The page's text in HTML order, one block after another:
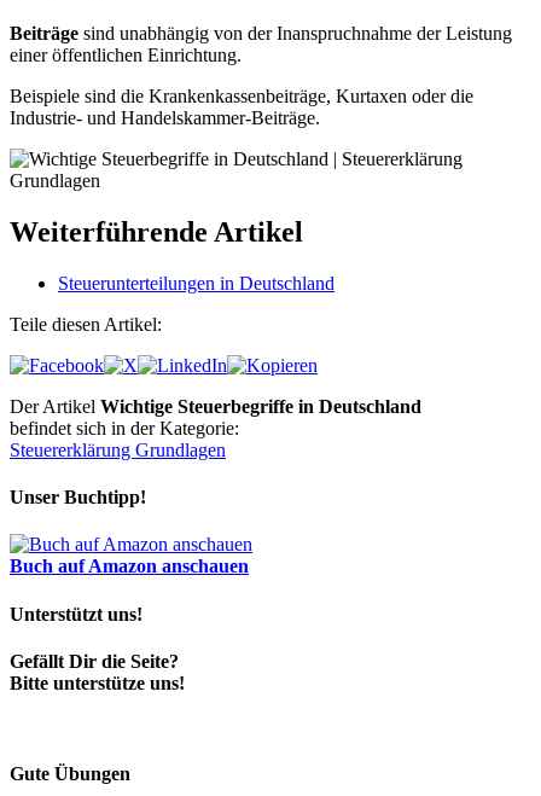
Beiträge sind unabhängig von der Inanspruchnahme der Leistung
einer öffentlichen Einrichtung.
Beispiele sind die Krankenkassenbeiträge, Kurtaxen oder die
Industrie- und Handelskammer-Beiträge.
Weiterführende Artikel
Steuerunterteilungen in Deutschland
Teile diesen Artikel:
Der Artikel Wichtige Steuerbegriffe in Deutschland
befindet sich in der Kategorie:
Steuererklärung Grundlagen
Unser Buchtipp!
Buch auf Amazon anschauen
Unterstützt uns!
Gefällt Dir die Seite?
Bitte unterstütze uns!
Gute Übungen